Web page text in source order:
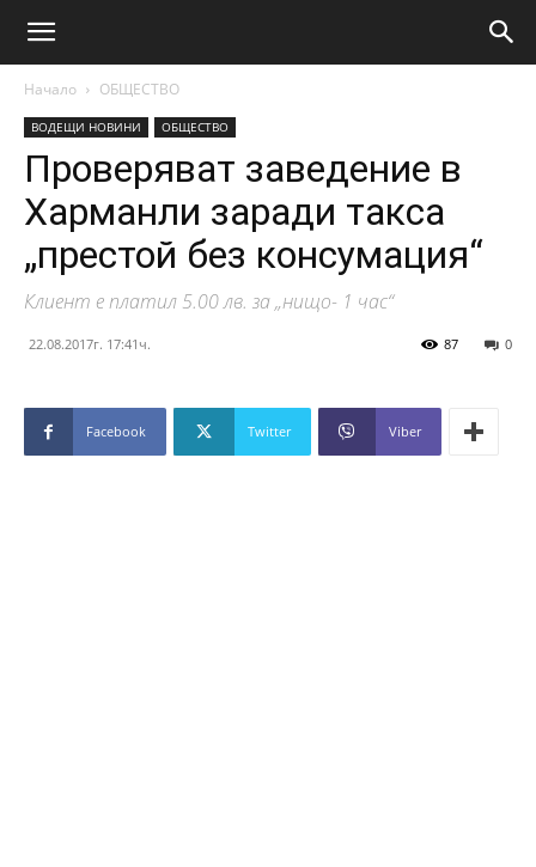
Начало ОБЩЕСТВО
ВОДЕЩИ НОВИНИ ОБЩЕСТВО
Проверяват заведение в
Харманли заради такса
„престой без консумация“
Клиент е платил 5.00 лв. за „нищо- 1 час“
22.08.2017г. 17:41ч. 0
87
Facebook Twitter Viber